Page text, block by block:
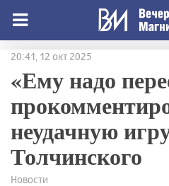
20:41, 12 окт 2025
«Ему надо
неудачную
Толчинского
Новости